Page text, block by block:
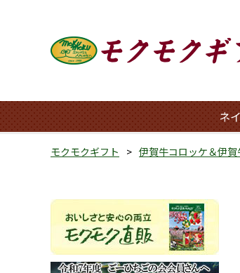
ネ
モクモクギフト 伊賀牛コロッケ＆伊